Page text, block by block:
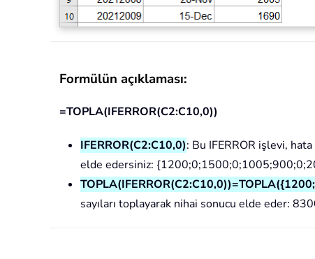
Formülün açıklaması:
=TOPLA(IFERROR(C2:C10,0))
IFERROR(C2:C10,0): Bu IFERROR işlevi,
elde edersiniz:
sayıları toplayarak nihai sonucu elde eder: